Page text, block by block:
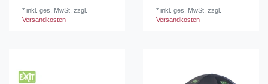
*inkl. ges. MwSt. zzgl.
Versandkosten
*inkl. ges. MwSt. zzgl.
Versandkosten